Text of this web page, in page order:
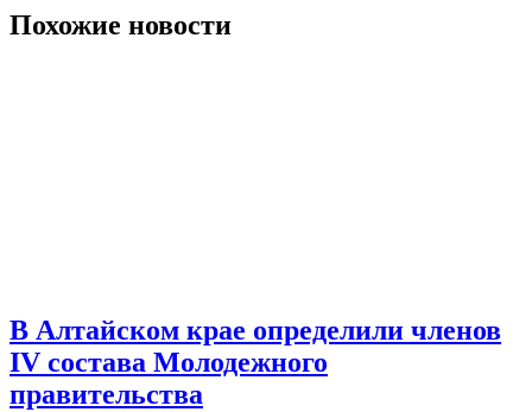
Похожие новости
В Алтайском крае определили членов
IV состава Молодежного
правительства